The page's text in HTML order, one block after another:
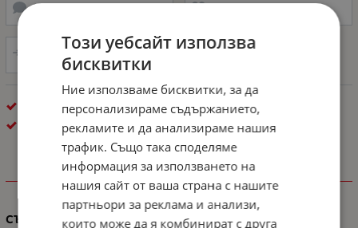
НАПРАВИ ЗАПИТВАНЕ ДОБАВИ В ЛЮБИМИ
СРАВНИ
КОНСУМАТИВИ ЗА МАСТИЛОСТРУЕН ПЕЧАТ
ХАРАКТЕРИСТИКИ
СЪВМЕСТИМОСТ
Този уебсайт използва
бисквитки
Ние използваме бисквитки, за да
персонализираме съдържанието,
рекламите и да анализираме нашия
трафик. Също така споделяме
информация за използването на
нашия сайт от ваша страна с нашите
партньори за реклама и анализи,
които може да я комбинират с друга